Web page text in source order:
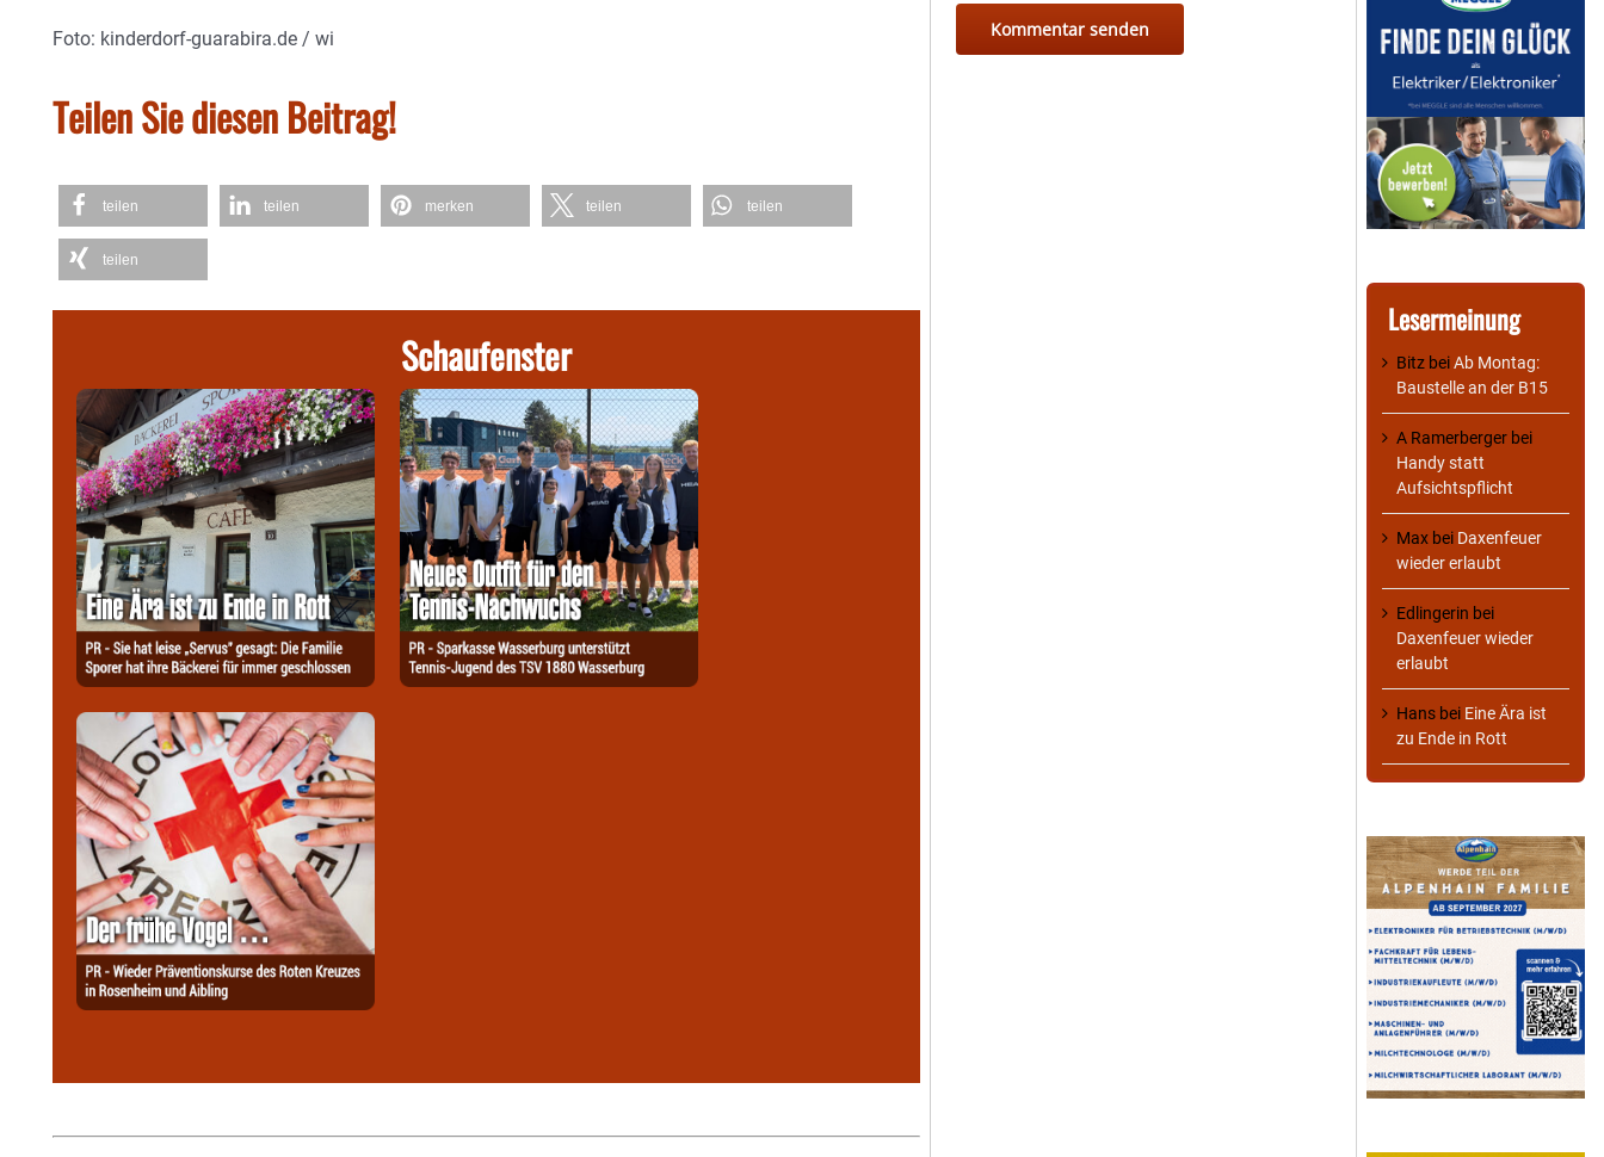
Foto: kinderdorf-guarabira.de / wi
Teilen Sie diesen Beitrag!
teilen teilen merken teilen teilen
teilen
Schaufenster
Lesermeinung
Bitz beiAb Montag:
Baustelle an der B15
A Ramerberger bei
Handy statt
Aufsichtspflicht
Max bei Daxenfeuer
wieder erlaubt
Edlingerin bei
Daxenfeuer wieder
erlaubt
Hans bei Eine Ära ist
zu Ende in Rott